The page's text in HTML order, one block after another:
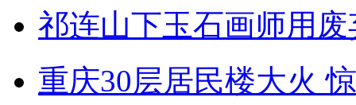
祁连山下玉石画师用
重庆30层居民楼大火